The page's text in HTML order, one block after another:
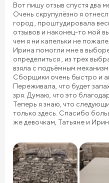
Вот пишу отзыв спустя два
Очень скрупулёзно я
город , проштудировала
отзывов и наконец-то мой
чем я ни капельки не
Ирина помогли мне в
определиться , из трех
взяла с подъёмным
Сборщики очень быстро и
Переживала, что будет
зря. Думаю, что это
Теперь я знаю, что
только здесь. Спасибо
же девочкам, Татьяне и